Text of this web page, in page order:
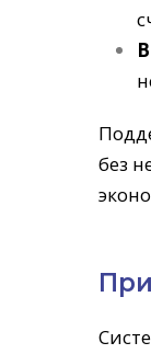
без